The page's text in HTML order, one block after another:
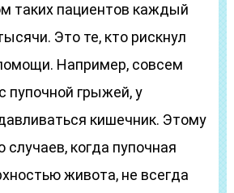
таких пациентов каждый
Это те, кто рискнул
Например, совсем
пупочной грыжей, у
кишечник. Этому
когда пупочная
живота, не всегда